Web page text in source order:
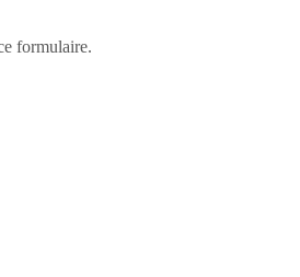
formulaire.